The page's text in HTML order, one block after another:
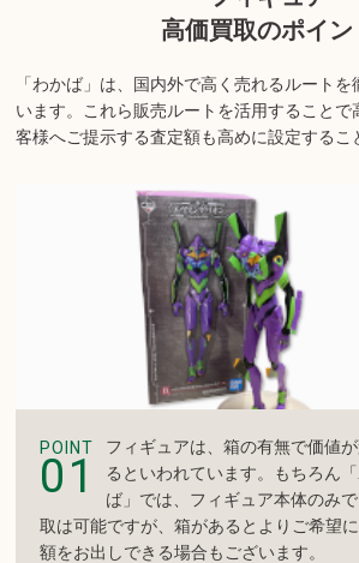
商品の状態や内容によっては、お買取でき
高価買取のポイン
「わかば」は、国内外で高く売れるルート
います。 これら販売ルートを活用することで
客様へご提示する査定額も高めに設定するこ
POINT
01
フィギュアは、箱の有無で価値
るといわれています。もちろん
ば」では、フィギュア本体のみ
取は可能ですが、箱があるとよりご希望
額をお出しできる場合もございます。